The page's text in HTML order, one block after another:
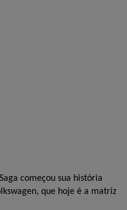
começou sua história
que hoje é a matriz